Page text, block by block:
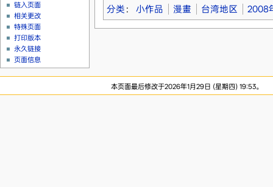
分类 ： 小作品 漫畫 台湾地区 2008
链入页面
相关更改
特殊页面
打印版本
永久链接
页面信息
本页面最后修改于2026年1月29日 (星期四) 19:53。